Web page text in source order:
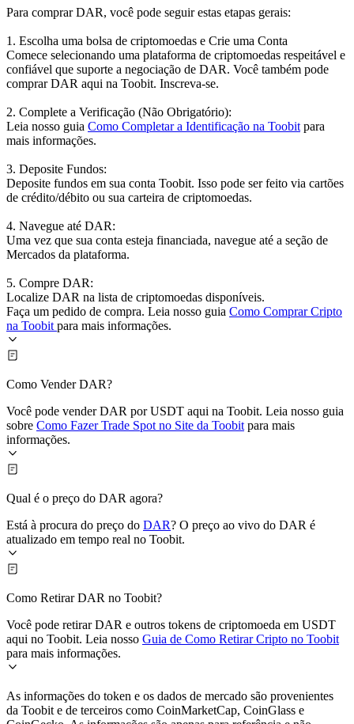
Para comprar DAR, você pode seguir estas etapas gerais:
1. Escolha uma bolsa de criptomoedas e Crie uma Conta
Comece selecionando uma plataforma de criptomoedas respeitável e
confiável que suporte a negociação de DAR. Você também pode
comprar DAR aqui na Toobit. Inscreva-se.
2. Complete a Verificação (Não Obrigatório):
Leia nosso guia Como Completar a Identificação na Toobit para
mais informações.
3. Deposite Fundos:
Deposite fundos em sua conta Toobit. Isso pode ser feito via cartões
de crédito/débito ou sua carteira de criptomoedas.
4. Navegue até DAR:
Uma vez que sua conta esteja financiada, navegue até a seção de
Mercados da plataforma.
5. Compre DAR:
Localize DAR na lista de criptomoedas disponíveis.
Faça um pedido de compra. Leia nosso guia Como Comprar Cripto
na Toobit para mais informações.
Como Vender DAR?
Você pode vender DAR por USDT aqui na Toobit. Leia nosso guia
sobre Como Fazer Trade Spot no Site da Toobit para mais
informações.
Qual é o preço do DAR agora?
Está à procura do preço do DAR? O preço ao vivo do DAR é
atualizado em tempo real no Toobit.
Como Retirar DAR no Toobit?
Você pode retirar DAR e outros tokens de criptomoeda em USDT
aqui no Toobit. Leia nosso Guia de Como Retirar Cripto no Toobit
para mais informações.
As informações do token e os dados de mercado são provenientes
da Toobit e de terceiros como CoinMarketCap, CoinGlass e